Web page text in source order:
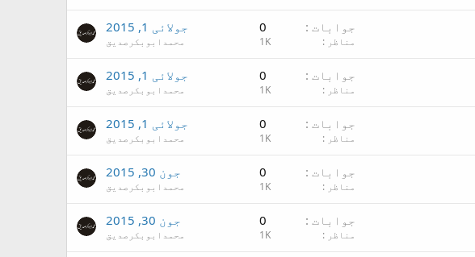
جوابات 0
مناظر 1K
جولائی 1, 2015
محمدابوبکرصدیق
جوابات 0
مناظر 1K
جولائی 1, 2015
محمدابوبکرصدیق
جوابات 0
مناظر 1K
جولائی 1, 2015
محمدابوبکرصدیق
جوابات 0
مناظر 1K
جون 30, 2015
محمدابوبکرصدیق
جوابات 0
مناظر 1K
جون 30, 2015
محمدابوبکرصدیق